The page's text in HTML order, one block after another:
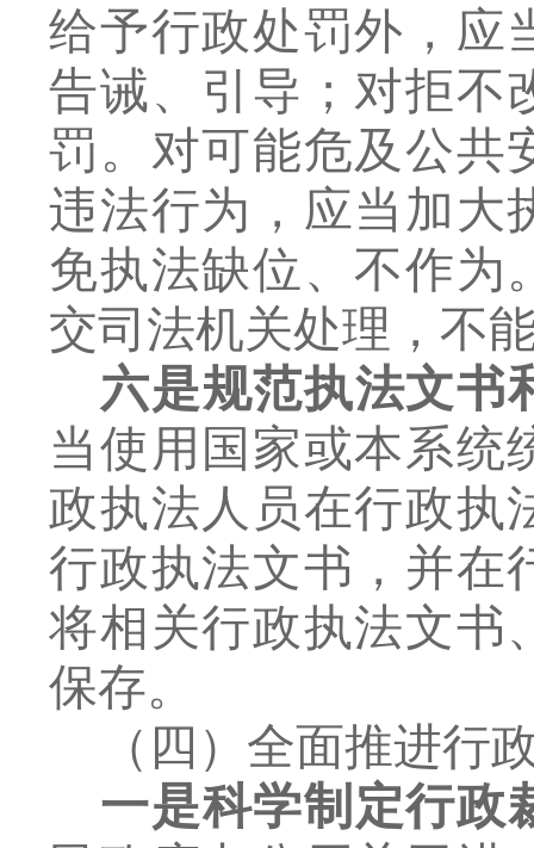
给予行政处罚外，应
告诫、引导；对拒不
罚。对可能危及公共
违法行为，应当加大
免执法缺位、不作为
交司法机关处理，不
六是规范执法文书
当使用国家或本系统
政执法人员在行政执
行政执法文书，并在
将相关行政执法文书
保存。
（四）全面推进行
一是科学制定行政